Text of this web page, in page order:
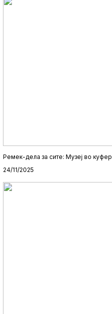
Ремек-дела за сите: Музеј во куфер
24/11/2025